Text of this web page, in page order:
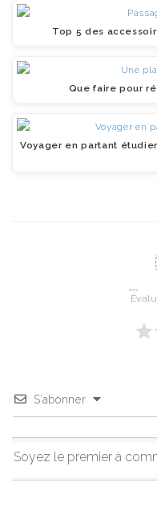
Top 5 des
Que faire pour
Voyager en partant
S’abonner